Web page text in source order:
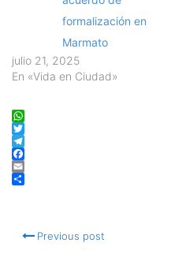
formalización en
Marmato
julio 21, 2025
En «Vida en Ciudad»
WhatsApp
Twitter
Telegram
Facebook
Email
Previous post